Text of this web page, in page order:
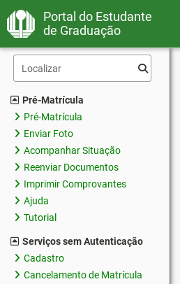
Portal do Estudante
de Graduação
Pré-Matrícula
Pré-Matrícula
Enviar Foto
Acompanhar Situação
Reenviar Documentos
Imprimir Comprovantes
Ajuda
Tutorial
Serviços sem Autenticação
Cadastro
Cancelamento de Matrícula